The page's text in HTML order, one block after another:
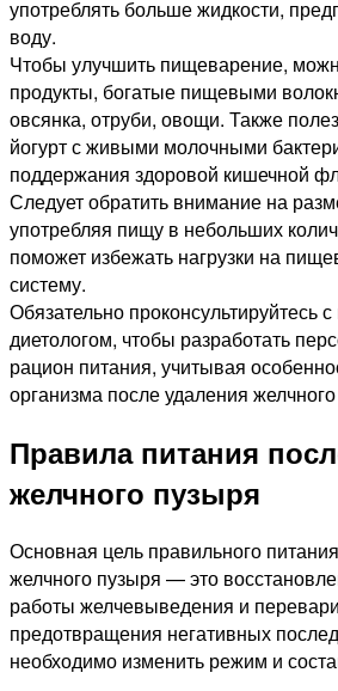
употреблять больше жидкости,
воду.
Чтобы улучшить пищеварение,
продукты, богатые пищевыми
овсянка, отруби, овощи. Также
йогурт с живыми молочными
поддержания здоровой кишечной
Следует обратить внимание на
употребляя пищу в небольших
поможет избежать нагрузки на
систему.
Обязательно проконсультируйтесь
диетологом, чтобы разработать
рацион питания, учитывая
организма после удаления
Правила питания
желчного пузыря
Основная цель правильного
желчного пузыря — это
работы желчевыведения и
предотвращения негативных
необходимо изменить режим и